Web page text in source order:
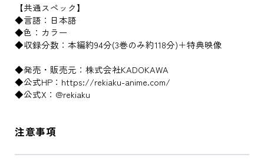
【共通スペック】
◆言語：日本語
◆色：カラー
◆収録分数：本編約94分(3巻のみ約118分)＋特典映像
◆発売・販売元：株式会社KADOKAWA
◆公式HP：https://rekiaku-anime.com/
◆公式X：@rekiaku
注意事項